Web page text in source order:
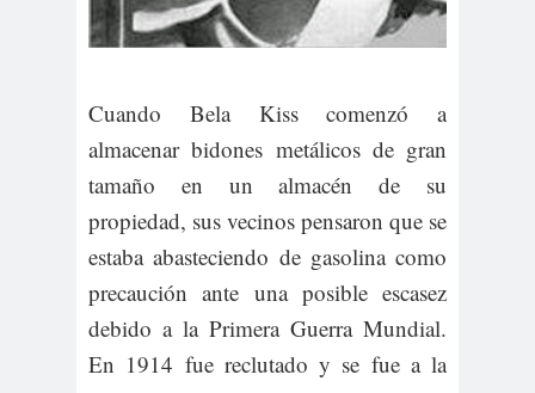
Cuando Bela Kiss comenzó a
almacenar bidones metálicos de gran
tamaño en un almacén de su
propiedad, sus vecinos pensaron que se
estaba abasteciendo de gasolina como
precaución ante una posible escasez
debido a la Primera Guerra Mundial.
En 1914 fue reclutado y se fue a la